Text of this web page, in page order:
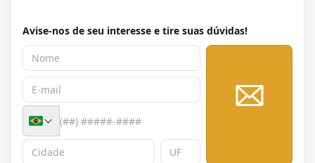
Avise-nos de seu interesse e tire suas dúvidas!